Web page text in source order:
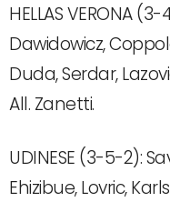
HELLAS VERONA
Dawidowicz,
Duda, Serdar,
All. Zanetti.
UDINESE (3-5-2):
Ehizibue, Lovric,